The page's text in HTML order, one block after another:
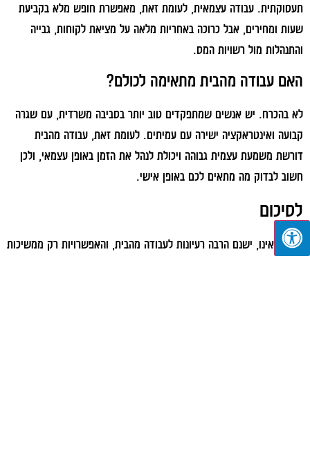
תעסוקתית. עבודה עצמאית, לעומת זאת, מאפשרת חופש מלא בקביעת
שעות ומחירים, אבל כרוכה באחריות מלאה על מציאת לקוחות, גבייה
והתנהלות מול רשויות המס.
האם עבודה מהבית מתאימה לכולם?
לא בהכרח. יש אנשים שמתפקדים טוב יותר בסביבה משרדית, עם שגרה
קבועה ואינטראקציה ישירה עם עמיתים. לעומת זאת, עבודה מהבית
דורשת משמעת עצמית גבוהה ויכולת לנהל את הזמן באופן עצמאי, ולכן
חשוב לבדוק מה מתאים לכם באופן אישי.
לסיכום
כפי שראינו, ישנם הרבה רעיונות לעבודה מהבית, והאפשרויות רק ממשיכות